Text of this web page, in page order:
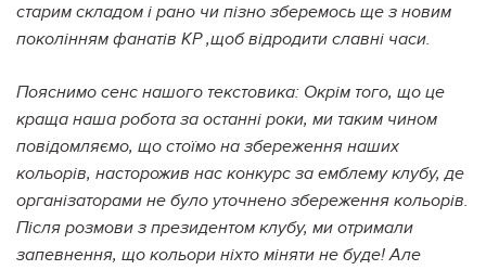
старим складом і рано чи пізно зберемось ще з новим
поколінням фанатів КР ,щоб відродити славні часи.
Пояснимо сенс нашого текстовика: Окрім того, що це
краща наша робота за останні роки, ми таким чином
повідомляємо, що стоїмо на збереження наших
кольорів, насторожив нас конкурс за емблему клубу, де
організаторами не було уточнено збереження кольорів.
Після розмови з президентом клубу, ми отримали
запевнення, що кольори ніхто міняти не буде! Але